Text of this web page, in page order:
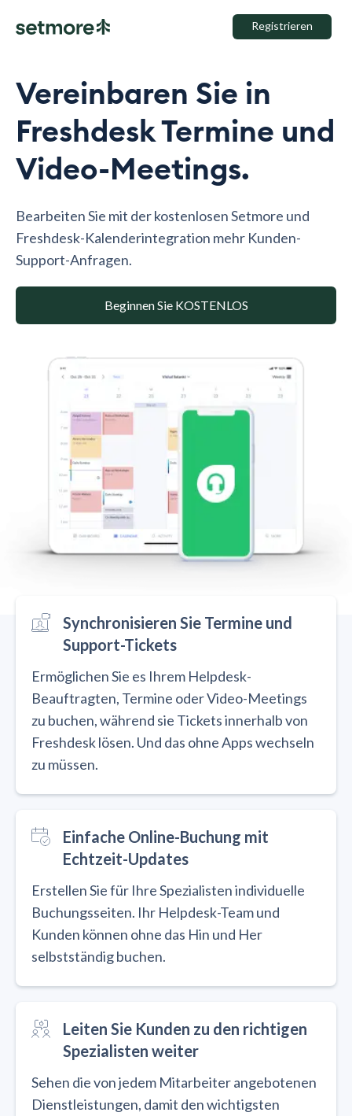
Registrieren
Vereinbaren Sie in
Freshdesk Termine und
Video-Meetings.
Bearbeiten Sie mit der kostenlosen Setmore und
Freshdesk-Kalenderintegration mehr Kunden-
Support-Anfragen.
Beginnen Sie KOSTENLOS
Synchronisieren Sie Termine und
Support-Tickets
Ermöglichen Sie es Ihrem Helpdesk-
Beauftragten, Termine oder Video-Meetings
zu buchen, während sie Tickets innerhalb von
Freshdesk lösen. Und das ohne Apps wechseln
zu müssen.
Einfache Online-Buchung mit
Echtzeit-Updates
Erstellen Sie für Ihre Spezialisten individuelle
Buchungsseiten. Ihr Helpdesk-Team und
Kunden können ohne das Hin und Her
selbstständig buchen.
Leiten Sie Kunden zu den richtigen
Spezialisten weiter
Sehen die von jedem Mitarbeiter angebotenen
Dienstleistungen, damit den wichtigsten